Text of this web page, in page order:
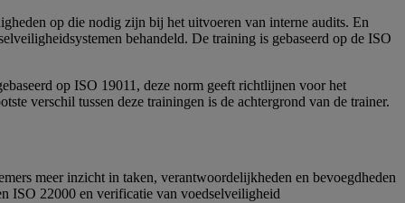
op die nodig zijn bij het uitvoeren van interne audits. En
behandeld. De training is gebaseerd op de ISO
op ISO 19011, deze norm geeft richtlijnen voor het
verschil tussen deze trainingen is de achtergrond van de trainer.
meer inzicht in taken, verantwoordelijkheden en bevoegdheden
ISO 22000 en verificatie van voedselveiligheid